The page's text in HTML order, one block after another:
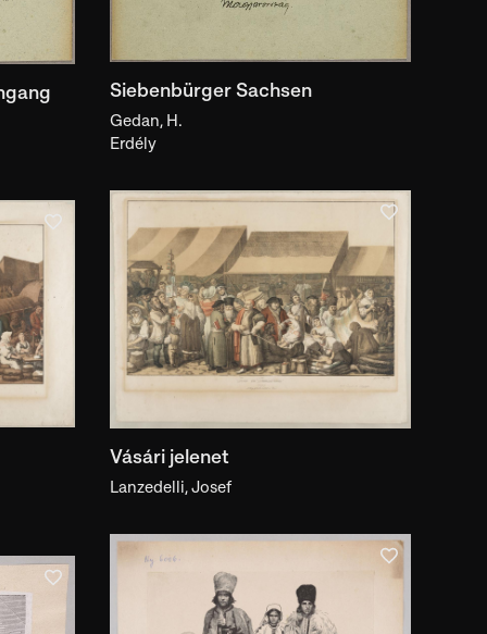
népcsoport
motívum
Siebenbürger Sachsen
Gedan, H.
Erdély
Vásári jelenet
Lanzedelli, Josef